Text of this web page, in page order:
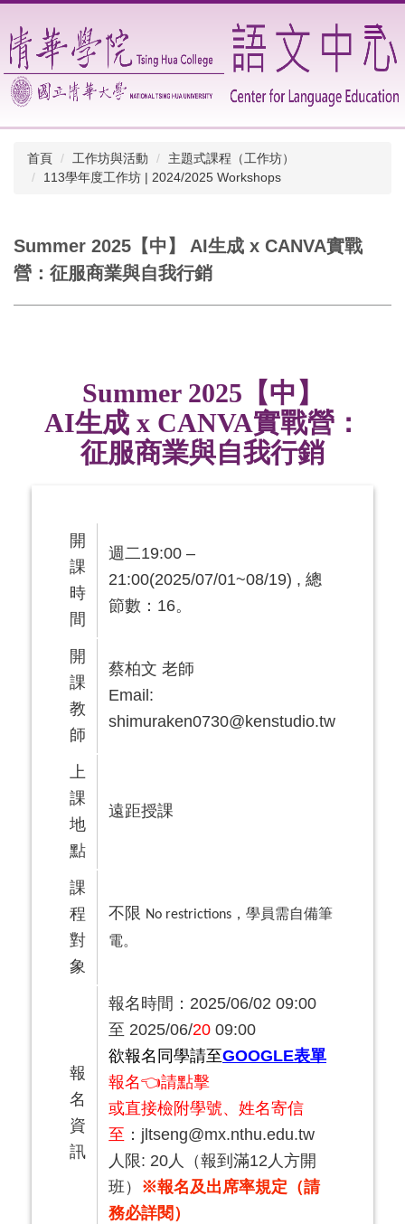
到
主
要
內
容
區
首頁 工作坊與活動
主題式課程（工作坊）
113學年度工作坊 | 2024/2025 Workshops
Summer 2025【中】 AI生成 x CANVA實戰
營：征服商業與自我行銷
Summer 2025【中】
AI生成 x CANVA實戰營：
征服商業與自我行銷
開
課
時
間
週二19:00 –
21:00(2025/07/01~08/19) , 總
節數：16。
開
課
教
師
蔡柏文 老師
Email:
shimuraken0730@kenstudio.tw
上
課
地
點
遠距授課
課
程
對
象
不限 No restrictions，學員需自備筆
電。
報
名
資
訊
報名時間：2025/06/02 09:00
至 2025/06/20 09:00
欲報名同學請至GOOGLE表單
報名👈請點擊
或直接檢附學號、姓名寄信
至 ：jltseng@mx.nthu.edu.tw
人限: 20人（報到滿12人方開
班） ※報名及出席率規定（請
務必詳閱）